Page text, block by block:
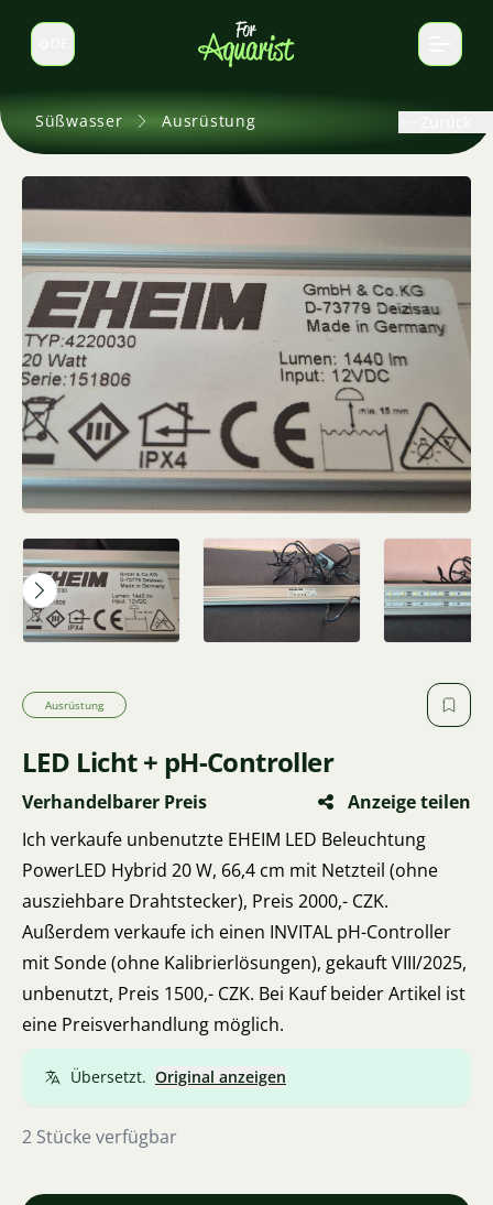
Sprache wechseln
Süßwasser Ausrüstung
Ausrüstung
LED Licht + pH-Controller
Verhandelbarer Preis
Anzeige teilen
Ich verkaufe unbenutzte EHEIM LED Beleuchtung
PowerLED Hybrid 20 W, 66,4 cm mit Netzteil (ohne
ausziehbare Drahtstecker), Preis 2000,- CZK.
Außerdem verkaufe ich einen INVITAL pH-Controller
mit Sonde (ohne Kalibrierlösungen), gekauft VIII/2025,
unbenutzt, Preis 1500,- CZK. Bei Kauf beider Artikel ist
eine Preisverhandlung möglich.
Übersetzt. Original anzeigen
2 Stücke verfügbar